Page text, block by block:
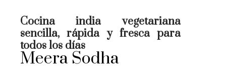
cantidad
Cocina india vegetariana
sencilla, rápida y fresca para
todos los días
Meera Sodha